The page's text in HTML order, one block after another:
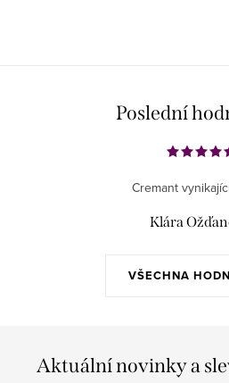
Poslední
VŠECHNA
Cremant
Klára
Aktuální novinky a